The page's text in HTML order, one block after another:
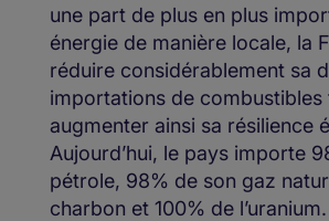
une part de plus en plus
énergie de manière locale, la
réduire considérablement sa
importations de combustibles
augmenter ainsi sa résilience
Aujourd’hui, le pays importe
pétrole, 98% de son gaz
charbon et 100% de